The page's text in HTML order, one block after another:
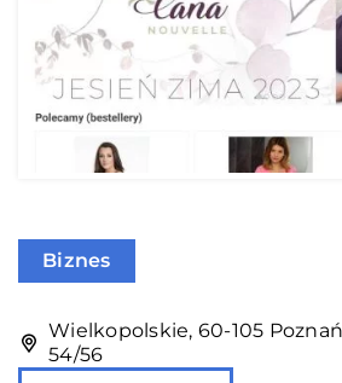
Biznes
Wielkopolskie, 60-105
54/56